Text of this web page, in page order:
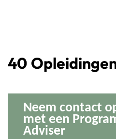
40
Neem contact
met een
Adviser